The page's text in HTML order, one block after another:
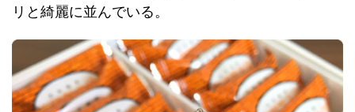
リと綺麗に並んでいる。